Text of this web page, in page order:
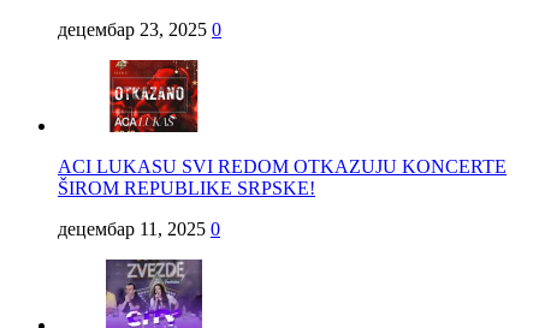
децембар 23, 2025 0
ACI LUKASU SVI REDOM OTKAZUJU KONCERTE
ŠIROM REPUBLIKE SRPSKE!
децембар 11, 2025 0